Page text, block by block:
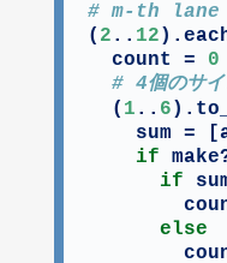
# m-th lane
( 2 .. 12
  count =
0
# 4個のサイ
  (
1 .. 6
sum =
if
if
else